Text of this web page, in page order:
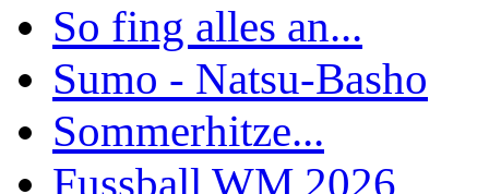
So fing alles an...
Sumo - Natsu-Basho
Sommerhitze...
Fussball WM 2026